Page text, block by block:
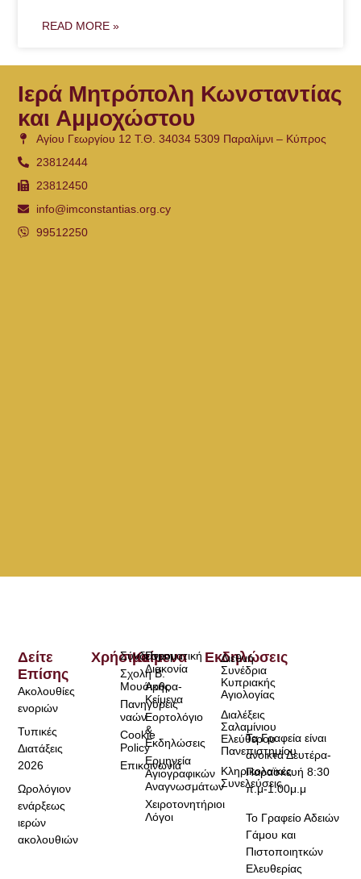
READ MORE »
Ιερά Μητρόπολη Κωνσταντίας
και Αμμοχώστου
Αγίου Γεωργίου 12 Τ.Θ. 34034 5309 Παραλίμνι – Κύπρος
23812444
23812450
info@imconstantias.org.cy
99512250
Τα Γραφεία είναι
ανοικτά Δευτέρα-
Παρασκευή 8:30
π.μ-1:00μ.μ
Το Γραφείο Αδειών
Γάμου και
Πιστοποιητκών
Ελευθερίας
Χρήσιμα
Σύνδεσμοι
Σχολή Β.
Μουσικής
Πανηγύρεις
ναών
Cookie
Policy
Επικοινωνία
Κείμενα
Πνευματική
Διακονία
Άρθρα-
Κείμενα
Εορτολόγιο
&
Εκδηλώσεις
Ερμηνεία
Αγιογραφικών
Αναγνωσμάτων
Χειροτονητήριοι
Λόγοι
Δείτε
Επίσης
Ακολουθίες
ενοριών
Τυπικές
Διατάξεις
2026
Ωρολόγιον
ενάρξεως
ιερών
ακολουθιών
Εκδηλώσεις
Διεθνή
Συνέδρια
Κυπριακής
Αγιολογίας
Διαλέξεις
Σαλαμίνιου
Ελεύθερου
Πανεπιστημίου
Κληρικολαϊκές
Συνελεύσεις